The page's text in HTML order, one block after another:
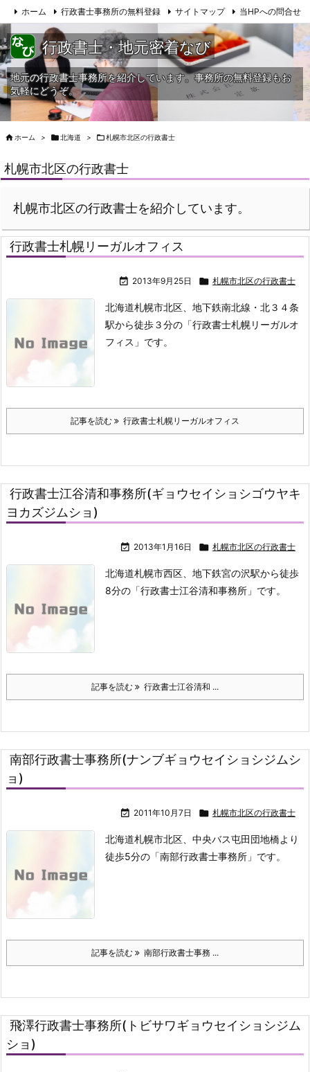
ホーム 行政書士事務所の無料登録 サイトマップ 当HPへの問合せ
行政書士・地元密着なび
地元の行政書士事務所を紹介しています。事務所の無料登録もお
気軽にどうぞ。
 ホーム > 北海道 > 札幌市北区の行政書士
札幌市北区の行政書士
札幌市北区の行政書士を紹介しています。
行政書士札幌リーガルオフィス
 2013年9月25日  札幌市北区の行政書士
北海道札幌市北区、地下鉄南北線・北３４条
駅から徒歩３分の「行政書士札幌リーガルオ
フィス」です。
記事を読む 行政書士札幌リーガルオフィス
行政書士江谷清和事務所(ギョウセイショシゴウヤキ
ヨカズジムショ)
 2013年1月16日  札幌市北区の行政書士
北海道札幌市西区、地下鉄宮の沢駅から徒歩
8分の「行政書士江谷清和事務所」です。
記事を読む 行政書士江谷清和 ...
南部行政書士事務所(ナンブギョウセイショシジムシ
ョ)
 2011年10月7日  札幌市北区の行政書士
北海道札幌市北区、中央バス屯田団地橋より
徒歩5分の「南部行政書士事務所」です。
記事を読む 南部行政書士事務 ...
飛澤行政書士事務所(トビサワギョウセイショシジム
ショ)